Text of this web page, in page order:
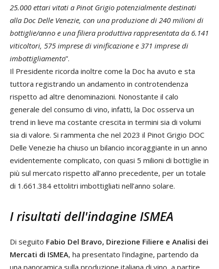
25.000 ettari vitati a Pinot Grigio potenzialmente destinati
alla Doc Delle Venezie, con una produzione di 240 milioni di
bottiglie/anno e una filiera produttiva rappresentata da 6.141
viticoltori, 575 imprese di vinificazione e 371 imprese di
imbottigliamento”.
Il Presidente ricorda inoltre come la Doc ha avuto e sta
tuttora registrando un andamento in controtendenza
rispetto ad altre denominazioni. Nonostante il calo
generale del consumo di vino, infatti, la Doc osserva un
trend in lieve ma costante crescita in termini sia di volumi
sia di valore. Si rammenta che nel 2023 il Pinot Grigio DOC
Delle Venezie ha chiuso un bilancio incoraggiante in un anno
evidentemente complicato, con quasi 5 milioni di bottiglie in
più sul mercato rispetto all’anno precedente, per un totale
di 1.661.384 ettolitri imbottigliati nell’anno solare.
I risultati dell'indagine ISMEA
Di seguito Fabio Del Bravo, Direzione Filiere e Analisi dei
Mercati di ISMEA, ha presentato l’indagine, partendo da
una panoramica sulla produzione italiana di vino, a partire